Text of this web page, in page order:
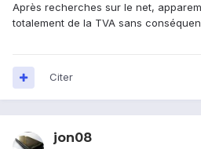
Après recherches sur le net,
totalement de la TVA sans
Citer
jon08